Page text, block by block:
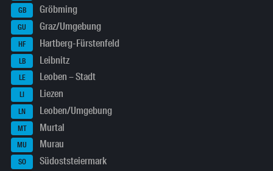
GB Gröbming
GU Graz/Umgebung
HF Hartberg-Fürstenfeld
LB Leibnitz
LE Leoben – Stadt
LI Liezen
LN Leoben/Umgebung
MT Murtal
MU Murau
SO Südoststeiermark